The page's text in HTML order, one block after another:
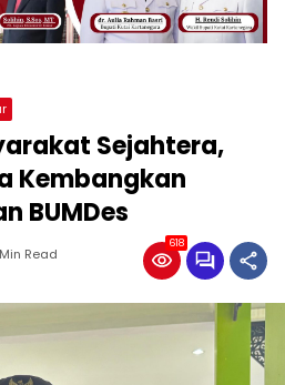
Sejahtera,
Kembangkan
BUMDes
Read
618